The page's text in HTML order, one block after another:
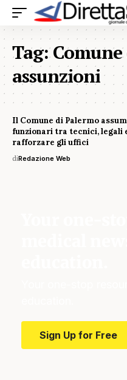
Tag:
assunzioni
Il Comune di Palermo
funzionari tra tecnici, legali
rafforzare gli uffici
diRedazione Web
Sign Up for Free